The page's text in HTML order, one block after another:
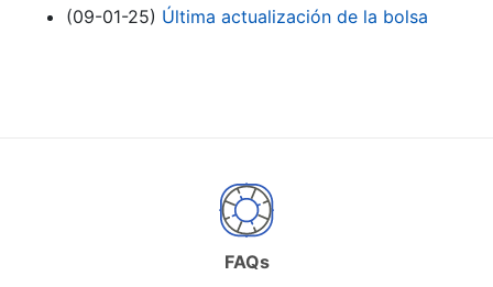
(09-01-25) Última actualización de la bolsa
FAQs